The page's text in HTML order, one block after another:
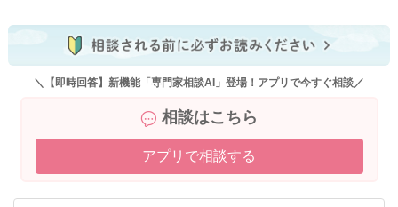
＼【即時回答】新機能「専門家相談AI」登場！アプリで今すぐ相談／
相談はこちら
アプリで相談する